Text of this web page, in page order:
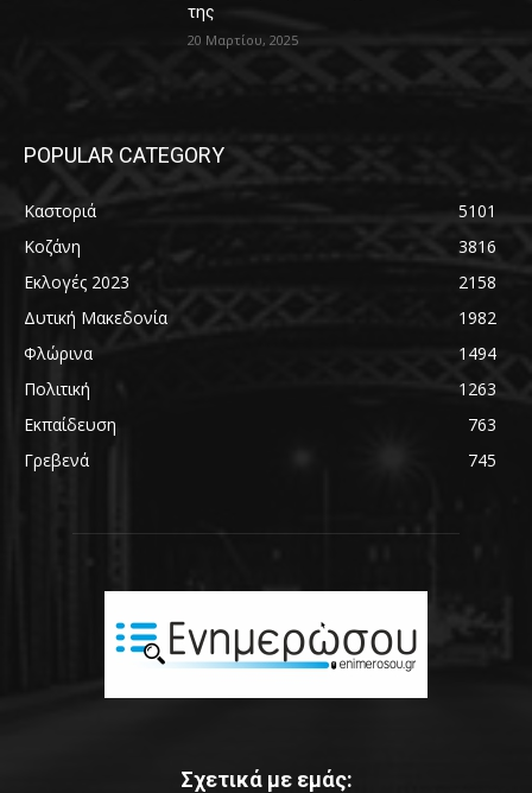
της
20 Μαρτίου, 2025
POPULAR CATEGORY
Καστοριά
5101
Κοζάνη
3816
Εκλογές 2023
2158
Δυτική Μακεδονία
1982
Φλώρινα
1494
Πολιτική
1263
Εκπαίδευση
763
Γρεβενά
745
Σχετικά με εμάς: